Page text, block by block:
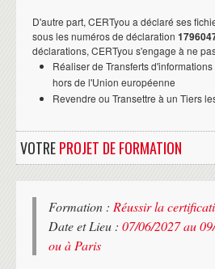
D'autre part, CERTyou a déclaré ses
sous les numéros de déclaration
déclarations, CERTyou s'engage à ne
Réaliser de Transferts d'informations
hors de l'Union européenne
Revendre ou Transettre à un Tiers
VOTREPROJET DE FORMATION
Formation : Réussir la
Date et Lieu : 07/06/2027 au
ou à Paris